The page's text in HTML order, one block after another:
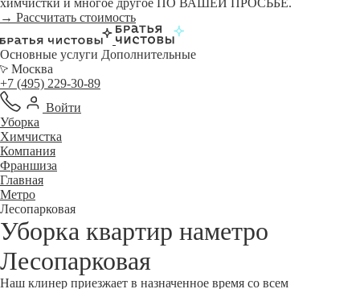
химчистки и многое другое ПО ВАШЕЙ ПРОСЬБЕ.
→ Рассчитать стоимость
Основные услуги Дополнительные
Москва
+7 (495) 229-30-89
Войти
Уборка
Химчистка
Компания
Франшиза
Главная
Метро
Лесопарковая
Уборка квартир наметро
Лесопарковая
Наш клинер приезжает в назначенное время со всем